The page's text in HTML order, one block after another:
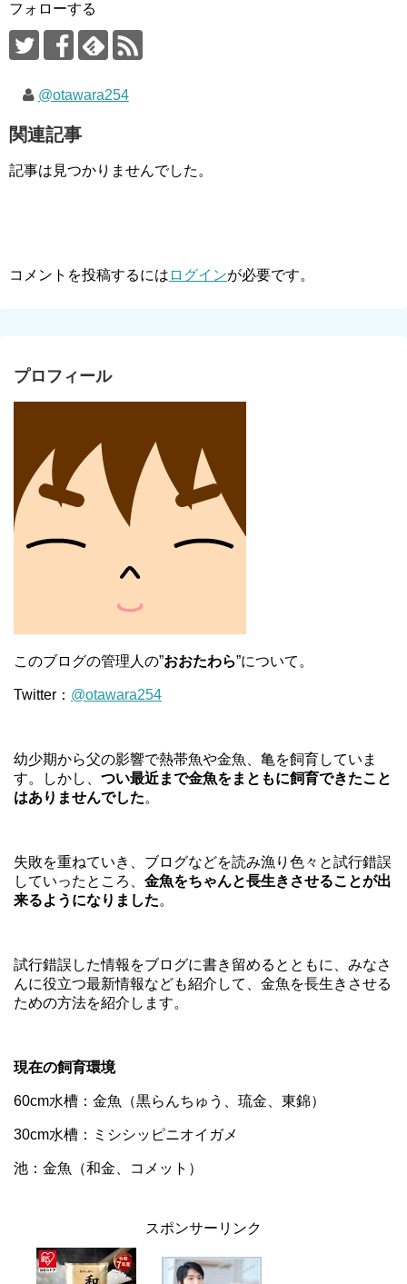
フォローする
@otawara254
関連記事
記事は見つかりませんでした。
コメントを投稿するには ログインが必要です。
プロフィール
このブログの管理人の”おおたわら”について。
Twitter： @otawara254
幼少期から父の影響で熱帯魚や金魚、亀を飼育していま
す。しかし、 つい最近まで金魚をまともに飼育できたこと
はありませんでした。
失敗を重ねていき、ブログなどを読み漁り色々と試行錯誤
していったところ、 金魚をちゃんと長生きさせることが出
来るようになりました。
試行錯誤した情報をブログに書き留めるとともに、みなさ
んに役立つ最新情報なども紹介して、金魚を長生きさせる
ための方法を紹介します。
現在の飼育環境
60cm水槽：金魚（黒らんちゅう、琉金、東錦）
30cm水槽：ミシシッピニオイガメ
池：金魚（和金、コメット）
スポンサーリンク